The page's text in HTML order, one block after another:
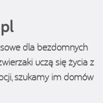
dla bezdomnych
uczą się życia z
szukamy im domów